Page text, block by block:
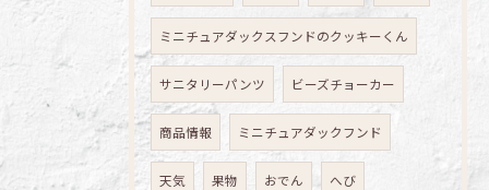
ミニチュアダックスフンドのクッキーくん
サニタリーパンツ ビーズチョーカー
商品情報 ミニチュアダックフンド
天気 果物 おでん へび